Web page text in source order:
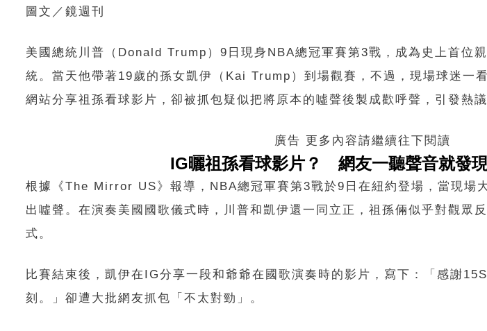
圖文／鏡週刊
美國總統川普（Donald Trump）9日現身NBA總冠軍賽第3戰，成為史上首位
統。當天他帶著19歲的孫女凱伊（Kai Trump）到場觀賽，不過，現場球迷一
網站分享祖孫看球影片，卻被抓包疑似把將原本的噓聲後製成歡呼聲，引發熱議
廣告 更多內容請繼續往下閱讀
IG曬祖孫看球影片？ 網友一聽聲音就發
根據《The Mirror US》報導，NBA總冠軍賽第3戰於9日在紐約登場，當現場
出噓聲。在演奏美國國歌儀式時，川普和凱伊還一同立正，祖孫倆似乎對觀眾
式。
比賽結束後，凱伊在IG分享一段和爺爺在國歌演奏時的影片，寫下：「感謝
刻。」卻遭大批網友抓包「不太對勁」。